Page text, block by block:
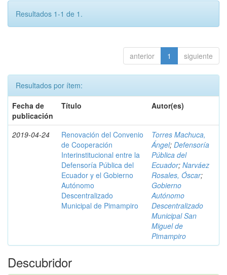
Resultados 1-1 de 1.
anterior 1 siguiente
Resultados por ítem:
Fecha de
publicación
Título Autor(es)
2019-04-24
Renovación del Convenio
de Cooperación
Interinstitucional entre la
Defensoría Pública del
Ecuador y el Gobierno
Autónomo
Descentralizado
Municipal de Pimampiro
Torres Machuca,
Ángel; Defensoría
Pública del
Ecuador; Narváez
Rosales, Óscar;
Gobierno
Autónomo
Descentralizado
Municipal San
Miguel de
Pimampiro
Descubridor